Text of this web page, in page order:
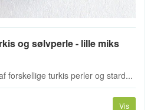
og sølvperle - lille miks
forskellige turkis perler og stard...
Vis